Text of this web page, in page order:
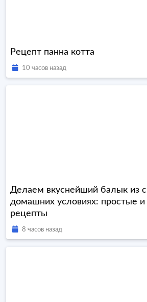
Рецепт панна котта
10 часов назад
Делаем вкуснейший балык из
домашних условиях: простые
рецепты
8 часов назад